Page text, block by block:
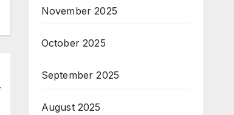
November 2025
October 2025
September 2025
August 2025